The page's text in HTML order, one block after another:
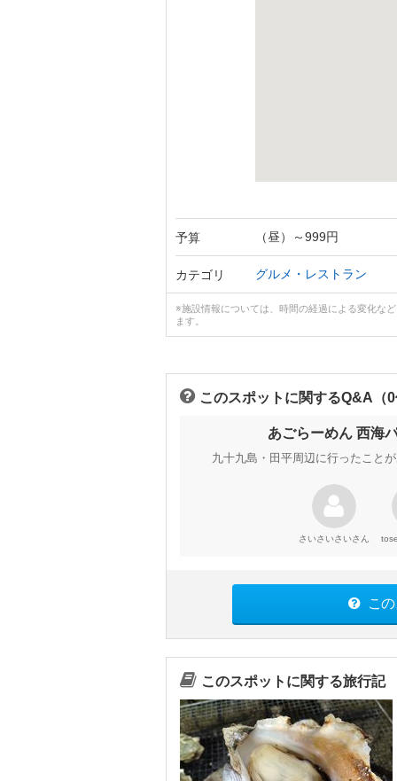
予算 （昼）～999円
カテゴリ グルメ・レストラン
※施設情報については、時間の経過による変化な
ます。
このスポットに関するQ&A（
あごらーめん 西海
九十九島・田平周辺に行ったこと
さいさいさいさん
こ
このスポットに関する旅行記